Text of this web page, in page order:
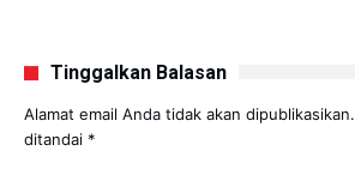
Tinggalkan Balasan
Alamat email Anda tidak akan dipublikasikan.
ditandai *